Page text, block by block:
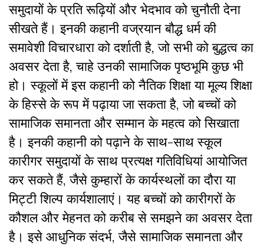
समुदायों के प्रति रूढ़ियों और भेदभाव को चुनौती देना
सीखते हैं। इनकी कहानी वज्रयान बौद्ध धर्म की
समावेशी विचारधारा को दर्शाती है, जो सभी को बुद्धत्व का
अवसर देता है, चाहे उनकी सामाजिक पृष्ठभूमि कुछ भी
हो। स्कूलों में इस कहानी को नैतिक शिक्षा या मूल्य शिक्षा
के हिस्से के रूप में पढ़ाया जा सकता है, जो बच्चों को
सामाजिक समानता और सम्मान के महत्व को सिखाता
है। इनकी कहानी को पढ़ाने के साथ-साथ स्कूल
कारीगर समुदायों के साथ प्रत्यक्ष गतिविधियां आयोजित
कर सकते हैं, जैसे कुम्हारों के कार्यस्थलों का दौरा या
मिट्टी शिल्प कार्यशालाएं। यह बच्चों को कारीगरों के
कौशल और मेहनत को करीब से समझने का अवसर देता
है। इसे आधुनिक संदर्भ, जैसे सामाजिक समानता और